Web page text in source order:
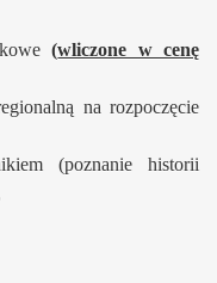
(wliczone w cenę
na rozpoczęcie
(poznanie historii